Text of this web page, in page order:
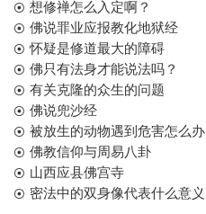
想修禅怎么入定啊？
佛说罪业应报教化地狱经
怀疑是修道最大的障碍
佛只有法身才能说法吗？
有关克隆的众生的问题
佛说兜沙经
被放生的动物遇到危害怎么办
佛教信仰与周易八卦
山西应县佛宫寺
密法中的双身像代表什么意义